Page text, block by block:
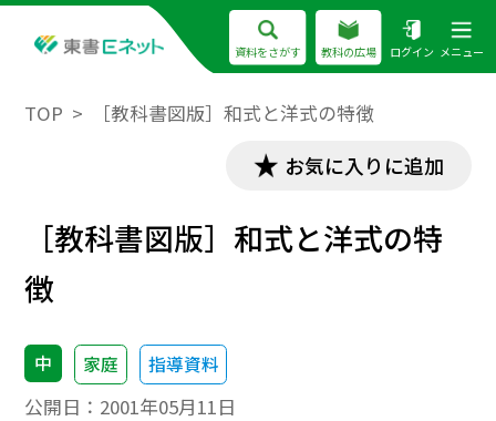
資料をさがす 教科の広場 ログイン メニュー
TOP ［教科書図版］和式と洋式の特徴
お気に入りに追加
［教科書図版］和式と洋式の特
徴
中 家庭 指導資料
公開日： 2001年05月11日